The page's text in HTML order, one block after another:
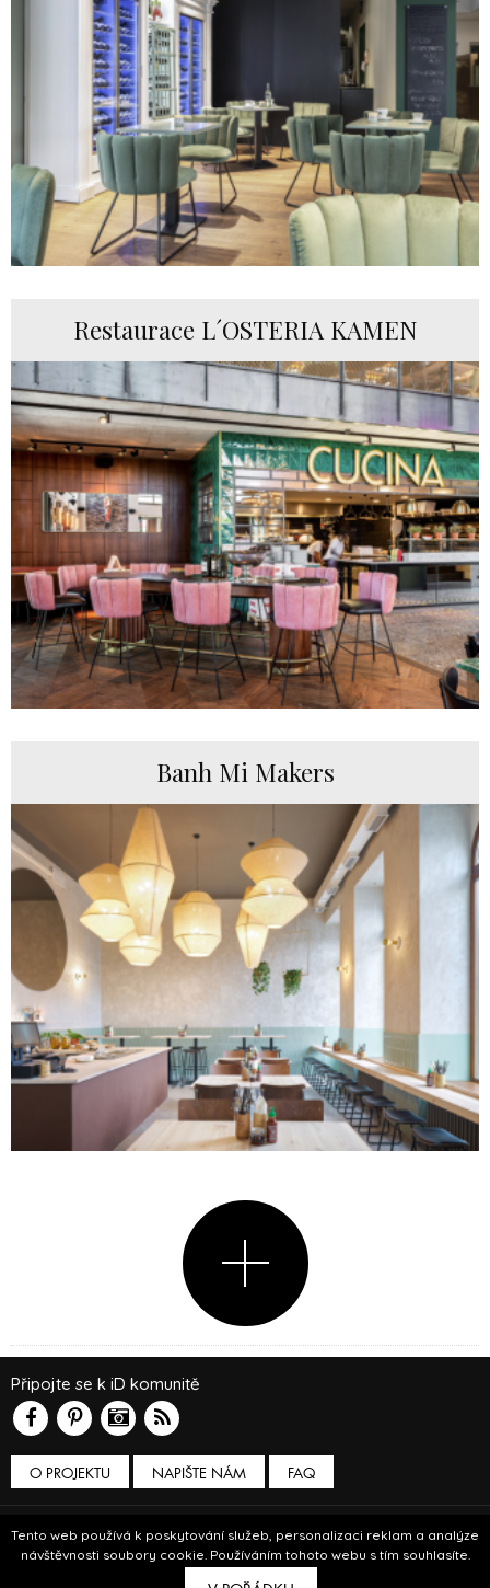
Tento web používá k poskytování služeb, personalizaci reklam a analýze
návštěvnosti soubory cookie. Používáním tohoto webu s tím souhlasíte.
Restaurace L´OSTERIA KAMEN
Banh Mi Makers
O PROJEKTU NAPIŠTE NÁM
Připojte se k iD komunitě
FAQ
Podmínky používání
© Insidecor 2013-2019.